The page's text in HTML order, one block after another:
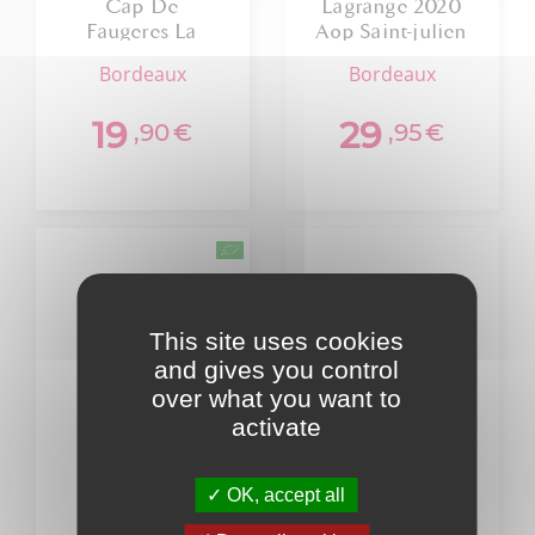
Cap De
Faugeres La
bordeaux
19 ,90€
Lagrange 2020
Aop Saint-julien
bordeaux
29 ,95€
This site uses cookies
and gives you control
over what you want to
activate
OK, accept all